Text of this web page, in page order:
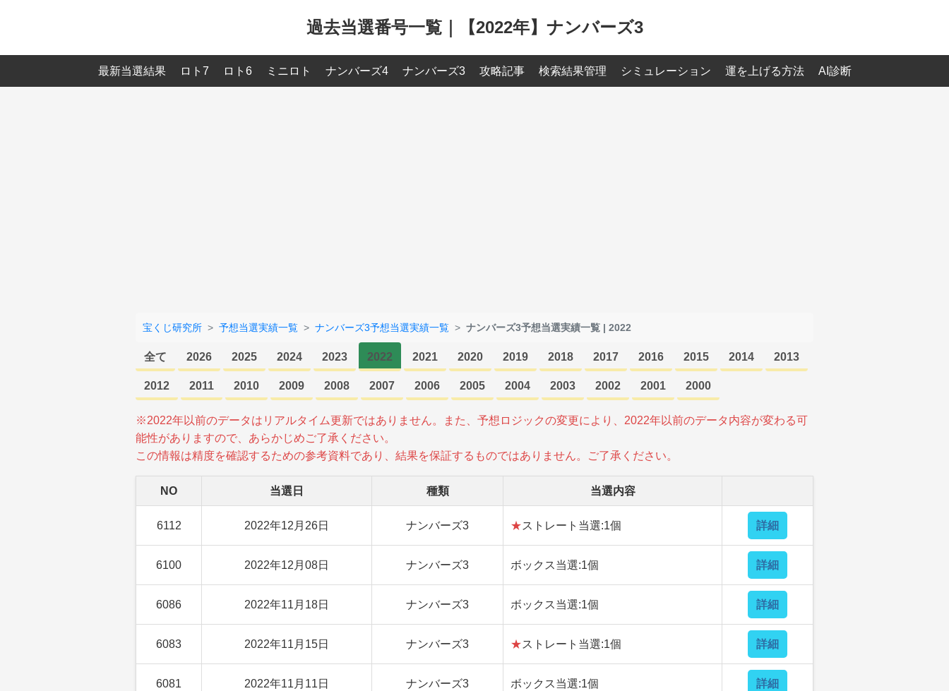
過去当選番号一覧｜【2022年】ナンバーズ3
最新当選結果 ロト7 ロト6 ミニロト ナンバーズ4 ナンバーズ3 攻略記事 検索結果管理 シミュレーション 運を上げる方法 AI診断
宝くじ研究所 予想当選実績一覧 ナンバーズ3予想当選実績一覧 ナンバーズ3予想当選実績一覧 | 2022
全て 2026 2025 2024 2023 2022 2021 2020 2019 2018 2017 2016 2015 2014 2013
2012 2011 2010 2009 2008 2007 2006 2005 2004 2003 2002 2001 2000
※2022年以前のデータはリアルタイム更新ではありません。また、予想ロジックの変更により、2022年以前のデータ内容が変わる可
能性がありますので、あらかじめご了承ください。
この情報は精度を確認するための参考資料であり、結果を保証するものではありません。ご了承ください。
NO 当選日 種類 当選内容
6112 2022年12月26日 ナンバーズ3 ★ストレート当選:1個 詳細
6100 2022年12月08日 ナンバーズ3 ボックス当選:1個 詳細
6086 2022年11月18日 ナンバーズ3 ボックス当選:1個 詳細
6083 2022年11月15日 ナンバーズ3 ★ストレート当選:1個 詳細
6081 2022年11月11日 ナンバーズ3 ボックス当選:1個 詳細